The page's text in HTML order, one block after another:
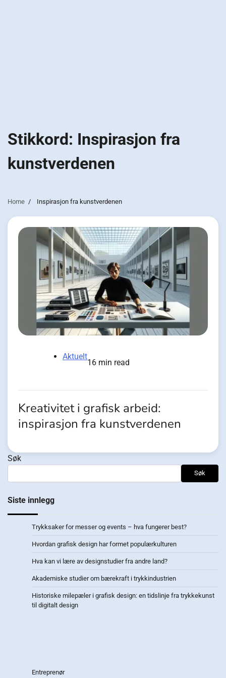
Stikkord: Inspirasjon fra
kunstverdenen
Home Inspirasjon fra kunstverdenen
Aktuelt
16 min read
Kreativitet i grafisk arbeid:
inspirasjon fra kunstverdenen
Søk
Søk
Siste innlegg
Trykksaker for messer og events – hva fungerer best?
Hvordan grafisk design har formet populærkulturen
Hva kan vi lære av designstudier fra andre land?
Akademiske studier om bærekraft i trykkindustrien
Historiske milepæler i grafisk design: en tidslinje fra trykkekunst
til digitalt design
Entreprenør